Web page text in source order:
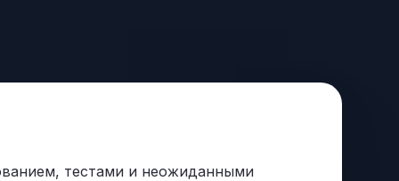
тестами и неожиданными